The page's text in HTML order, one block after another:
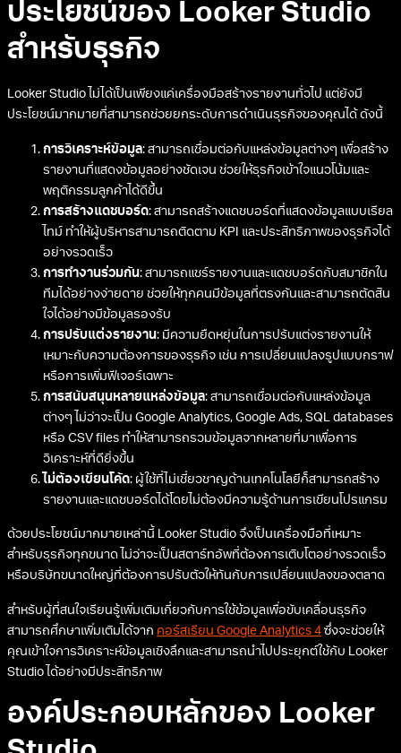
ประโยชน์ของ Looker Studio
สำหรับธุรกิจ
Looker Studio ไม่ได้เป็นเพียงแค่เครื่องมือสร้างรายงานทั่วไป แต่ยังมี
ประโยชน์มากมายที่สามารถช่วยยกระดับการดำเนินธุรกิจของคุณได้ ดังนี้
การวิเคราะห์ข้อมูล: สามารถเชื่อมต่อกับแหล่งข้อมูลต่างๆ เพื่อสร้าง
รายงานที่แสดงข้อมูลอย่างชัดเจน ช่วยให้ธุรกิจเข้าใจแนวโน้มและ
พฤติกรรมลูกค้าได้ดีขึ้น
การสร้างแดชบอร์ด: สามารถสร้างแดชบอร์ดที่แสดงข้อมูลแบบเรียล
ไทม์ ทำให้ผู้บริหารสามารถติดตาม KPI และประสิทธิภาพของธุรกิจได้
อย่างรวดเร็ว
การทำงานร่วมกัน: สามารถแชร์รายงานและแดชบอร์ดกับสมาชิกใน
ทีมได้อย่างง่ายดาย ช่วยให้ทุกคนมีข้อมูลที่ตรงกันและสามารถตัดสิน
ใจได้อย่างมีข้อมูลรองรับ
การปรับแต่งรายงาน: มีความยืดหยุ่นในการปรับแต่งรายงานให้
เหมาะกับความต้องการของธุรกิจ เช่น การเปลี่ยนแปลงรูปแบบกราฟ
หรือการเพิ่มฟีเจอร์เฉพาะ
การสนับสนุนหลายแหล่งข้อมูล: สามารถเชื่อมต่อกับแหล่งข้อมูล
ต่างๆ ไม่ว่าจะเป็น Google Analytics, Google Ads, SQL databases
หรือ CSV files ทำให้สามารถรวมข้อมูลจากหลายที่มาเพื่อการ
วิเคราะห์ที่ดียิ่งขึ้น
ไม่ต้องเขียนโค้ด: ผู้ใช้ที่ไม่เชี่ยวชาญด้านเทคโนโลยีก็สามารถสร้าง
รายงานและแดชบอร์ดได้โดยไม่ต้องมีความรู้ด้านการเขียนโปรแกรม
ด้วยประโยชน์มากมายเหล่านี้ Looker Studio จึงเป็นเครื่องมือที่เหมาะ
สำหรับธุรกิจทุกขนาด ไม่ว่าจะเป็นสตาร์ทอัพที่ต้องการเติบโตอย่างรวดเร็ว
หรือบริษัทขนาดใหญ่ที่ต้องการปรับตัวให้ทันกับการเปลี่ยนแปลงของตลาด
สำหรับผู้ที่สนใจเรียนรู้เพิ่มเติมเกี่ยวกับการใช้ข้อมูลเพื่อขับเคลื่อนธุรกิจ
สามารถศึกษาเพิ่มเติมได้จาก คอร์สเรียน Google Analytics 4 ซึ่งจะช่วยให้
คุณเข้าใจการวิเคราะห์ข้อมูลเชิงลึกและสามารถนำไปประยุกต์ใช้กับ Looker
Studio ได้อย่างมีประสิทธิภาพ
องค์ประกอบหลักของ Looker